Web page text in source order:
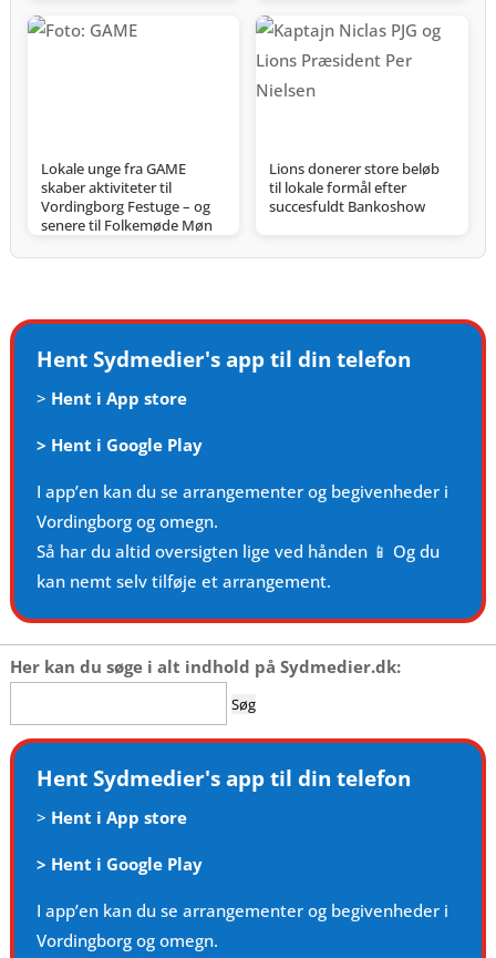
Lokale unge fra GAME
skaber aktiviteter til
Vordingborg Festuge – og
senere til Folkemøde Møn
Lions donerer store beløb
til lokale formål efter
succesfuldt Bankoshow
Hent Sydmedier's app til din telefon
> Hent i App store
> Hent i Google Play
I app’en kan du se arrangementer og begivenheder i
Vordingborg og omegn.
Så har du altid oversigten lige ved hånden 📱 Og du
kan nemt selv tilføje et arrangement.
Her kan du søge i alt indhold på Sydmedier.dk:
efter:
Hent Sydmedier's app til din telefon
> Hent i App store
> Hent i Google Play
I app’en kan du se arrangementer og begivenheder i
Vordingborg og omegn.